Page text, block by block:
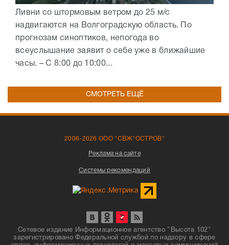
Ливни со штормовым ветром до 25 м/с
надвигаются на Волгоградскую область. По
прогнозам синоптиков, непогода во
всеуслышание заявит о себе уже в ближайшие
часы. – С 8:00 до 10:00...
СМОТРЕТЬ ЕЩЁ
2006-2026 ООО "СВЖ"ОСТРОВ"
Реклама на сайте
Системы рекомендаций
Сетевое издание Информационное агентство "Высота 102"
зарегистрировано Федеральной службой по надзору в сфере